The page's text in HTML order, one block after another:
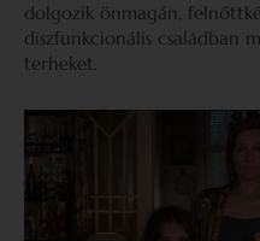
dolgozik önmagán,
diszfunkcionális családban
terheket.